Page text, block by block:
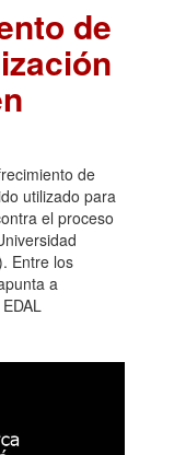
de
de
utilizado para
el proceso
Entre los
a